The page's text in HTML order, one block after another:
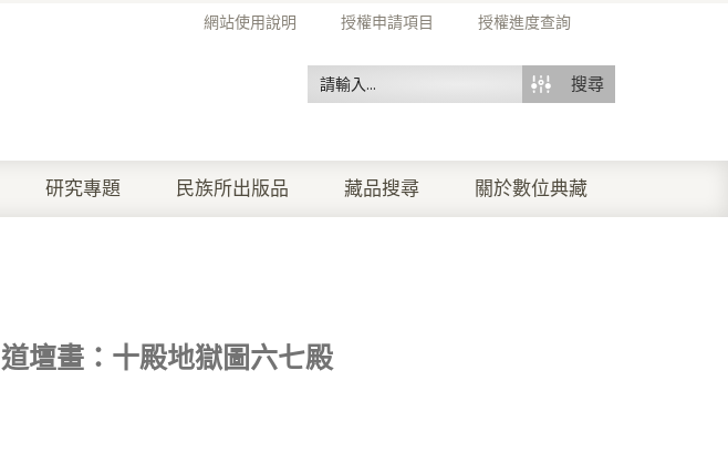
網站使用說明 授權申請項目 授權進度查詢
搜尋
研究專題 民族所出版品 藏品搜尋 關於數位典藏
道壇畫：十殿地獄圖六七殿